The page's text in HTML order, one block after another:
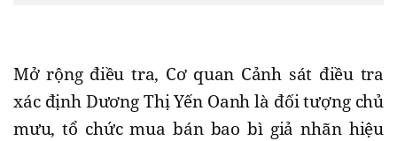
Mở rộng điều tra, Cơ quan Cảnh sát điều tra
xác định Dương Thị Yến Oanh là đối tượng chủ
mưu, tổ chức mua bán bao bì giả nhãn hiệu